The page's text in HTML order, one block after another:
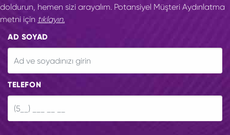
doldurun, hemen sizi arayalım. Potansiyel Müşteri Aydınlatma
metni için tıklayın.
AD SOYAD
TELEFON